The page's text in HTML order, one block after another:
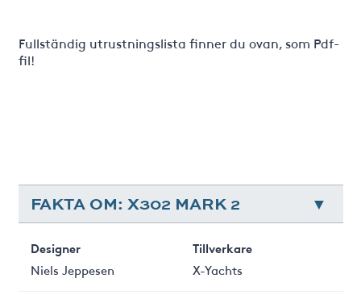
Fullständig utrustningslista finner du ovan, som Pdf-
fil!
FAKTA OM: X302 MARK 2
Designer
Niels Jeppesen
Tillverkare
X-Yachts